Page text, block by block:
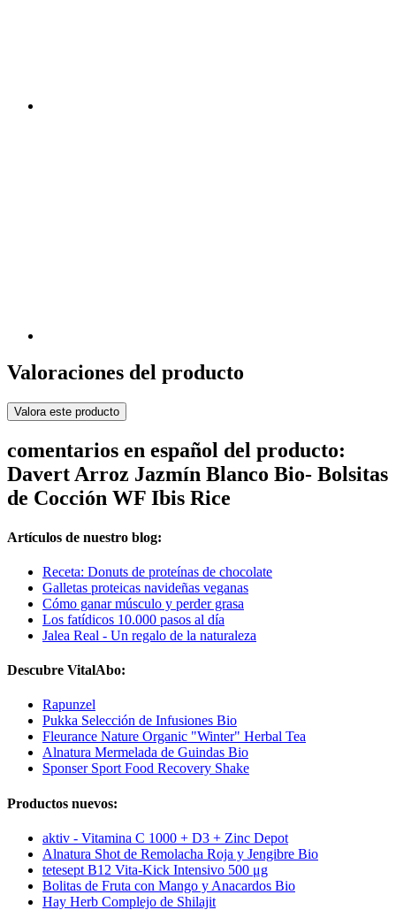
Valoraciones del producto
Valora este producto
comentarios en español del producto:
Davert Arroz Jazmín Blanco Bio- Bolsitas
de Cocción WF Ibis Rice
Artículos de nuestro blog:
Receta: Donuts de proteínas de chocolate
Galletas proteicas navideñas veganas
Cómo ganar músculo y perder grasa
Los fatídicos 10.000 pasos al día
Jalea Real - Un regalo de la naturaleza
Descubre VitalAbo:
Rapunzel
Pukka Selección de Infusiones Bio
Fleurance Nature Organic "Winter" Herbal Tea
Alnatura Mermelada de Guindas Bio
Sponser Sport Food Recovery Shake
Productos nuevos:
aktiv - Vitamina C 1000 + D3 + Zinc Depot
Alnatura Shot de Remolacha Roja y Jengibre Bio
tetesept B12 Vita-Kick Intensivo 500 μg
Bolitas de Fruta con Mango y Anacardos Bio
Hay Herb Complejo de Shilajit